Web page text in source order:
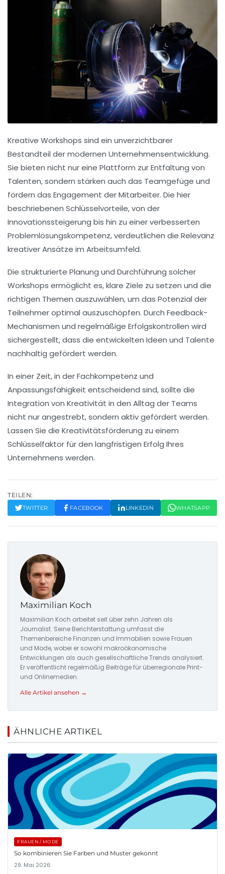
Kreative Workshops sind ein unverzichtbarer
Bestandteil der modernen Unternehmensentwicklung.
Sie bieten nicht nur eine Plattform zurEntfaltung von
Talenten, sondern stärken auch das Teamgefüge und
fördern das Engagement der Mitarbeiter. Die hier
beschriebenen Schlüsselvorteile, von der
Innovationssteigerung bis hin zu einer verbesserten
Problemlösungskompetenz, verdeutlichen die Relevanz
kreativer Ansätze im Arbeitsumfeld.
Die strukturierte Planung und Durchführung solcher
Workshops ermöglicht es, klare Ziele zu setzen und die
richtigen Themen auszuwählen, um das Potenzial der
Teilnehmer optimal auszuschöpfen. Durch Feedback-
Mechanismen und regelmäßige Erfolgskontrollen wird
sichergestellt, dass die entwickelten Ideen und Talente
nachhaltig gefördert werden.
In einer Zeit, in der Fachkompetenz und
Anpassungsfähigkeit entscheidend sind, sollte die
Integration von Kreativität in den Alltag der Teams
nicht nur angestrebt, sondern aktiv gefördert werden.
Lassen Sie die Kreativitätsförderung zu einem
Schlüsselfaktor für den langfristigen Erfolg Ihres
Unternehmens werden.
TEILEN:
TWITTER FACEBOOK LINKEDIN WHATSAPP
Maximilian Koch
Maximilian Koch arbeitet seit über zehn Jahren als
Journalist. Seine Berichterstattung umfasst die
Themenbereiche Finanzen und Immobilien sowie Frauen
und Mode, wobei er sowohl makroökonomische
Entwicklungen als auch gesellschaftliche Trends analysiert.
Er veröffentlicht regelmäßig Beiträge für überregionale Print-
und Onlinemedien.
Alle Artikel ansehen →
ÄHNLICHE ARTIKEL
FRAUEN / MODE
So kombinieren Sie Farben und Muster gekonnt
29. Mai 2026